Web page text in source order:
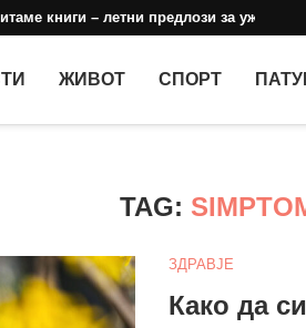
книги – летни предлози за уживање
ЖИВОТ СПОРТ
TAG:
ЗДРАВЈЕ
Како да